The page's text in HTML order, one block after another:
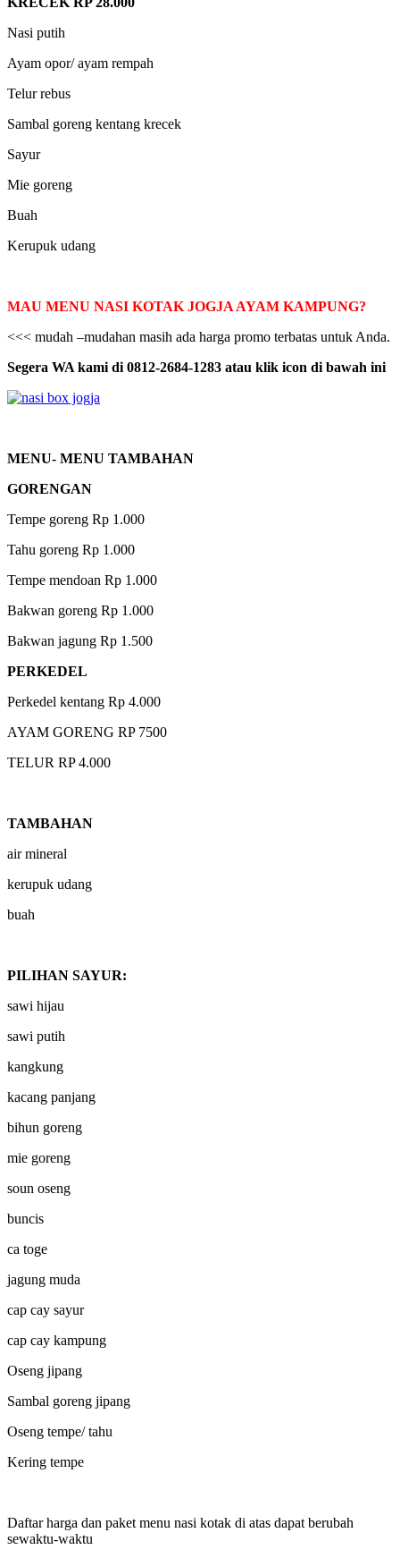
Nasi putih
Ayam opor/ ayam rempah
Telur rebus
Sambal goreng kentang krecek
Sayur
Mie goreng
Buah
Kerupuk udang
MAU MENU NASI KOTAK JOGJA AYAM KAMPUNG?
<<< mudah –mudahan masih ada harga promo terbatas untuk Anda.
Segera WA kami di 0812-2684-1283 atau klik icon di bawah ini
MENU- MENU TAMBAHAN
GORENGAN
Tempe goreng Rp 1.000
Tahu goreng Rp 1.000
Tempe mendoan Rp 1.000
Bakwan goreng Rp 1.000
Bakwan jagung Rp 1.500
PERKEDEL
Perkedel kentang Rp 4.000
AYAM GORENG RP 7500
TELUR RP 4.000
TAMBAHAN
air mineral
kerupuk udang
buah
PILIHAN SAYUR:
sawi hijau
sawi putih
kangkung
kacang panjang
bihun goreng
mie goreng
soun oseng
buncis
ca toge
jagung muda
cap cay sayur
cap cay kampung
Oseng jipang
Sambal goreng jipang
Oseng tempe/ tahu
Kering tempe
Daftar harga dan paket menu nasi kotak di atas dapat berubah
sewaktu-waktu